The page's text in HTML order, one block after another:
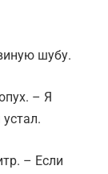
шубу.
– Я
– Если